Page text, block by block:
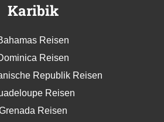
Karibik
Reisen
Reisen
Republik Reisen
Reisen
Reisen